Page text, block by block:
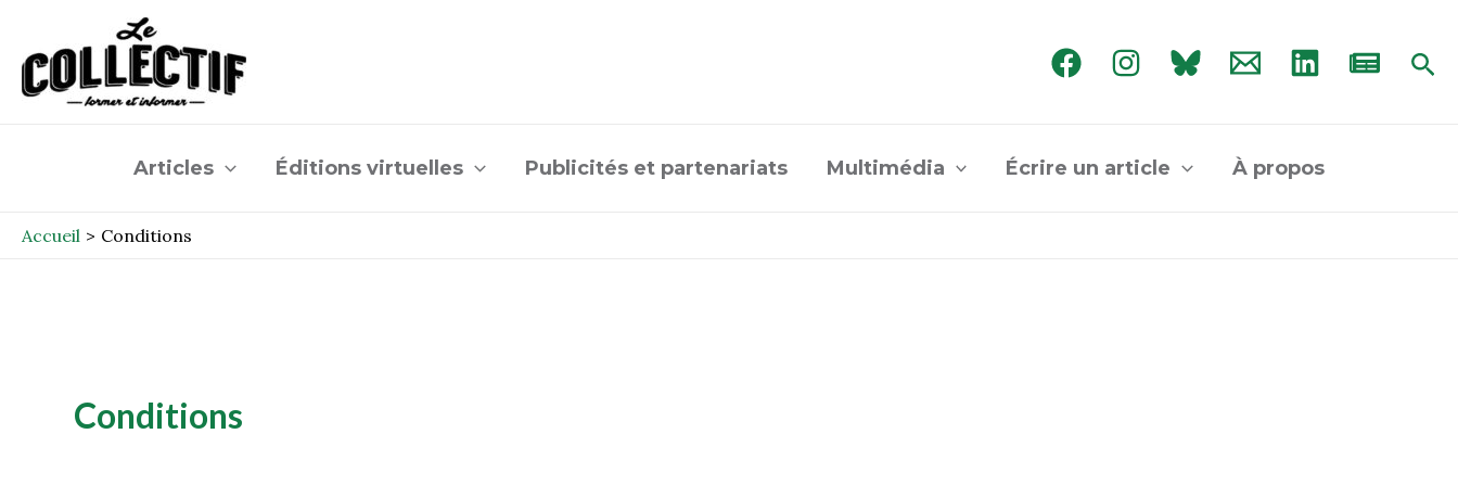
contenu
Articles Éditions virtuelles Publicités et partenariats Multimédia Écrire un article À propos
Accueil Conditions
Conditions